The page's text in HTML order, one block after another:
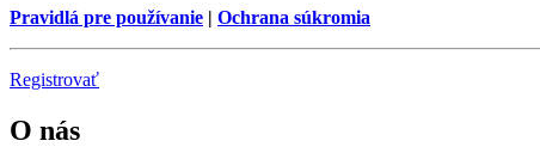
Pravidlá pre používanie | Ochrana súkromia
Registrovať
O nás